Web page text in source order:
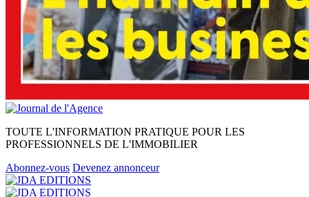
TOUTE L'INFORMATION PRATIQUE POUR LES
PROFESSIONNELS DE L'IMMOBILIER
Abonnez-vous Devenez annonceur